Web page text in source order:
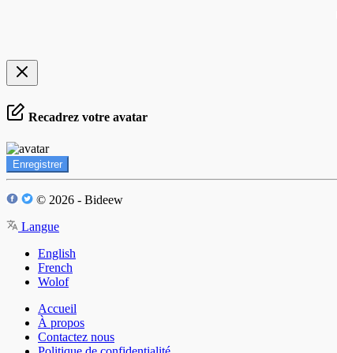
Recadrez votre avatar
Enregistrer
© 2026 - Bideew
Langue
English
French
Wolof
Accueil
À propos
Contactez nous